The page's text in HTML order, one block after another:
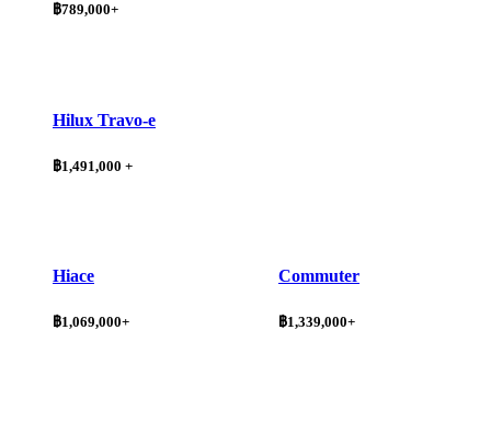
฿789,000+
Hilux Travo-e
฿1,491,000 +
Hiace
฿1,069,000+
Commuter
฿1,339,000+